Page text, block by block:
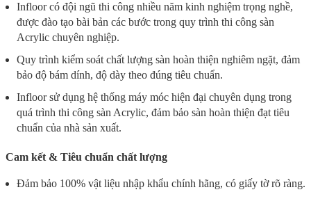
Infloor có đội ngũ thi công nhiều năm kinh nghiệm trọng nghề,
được đào tạo bài bản các bước trong quy trình thi công sàn
Acrylic chuyên nghiệp.
Quy trình kiểm soát chất lượng sàn hoàn thiện nghiêm ngặt, đảm
bảo độ bám dính, độ dày theo đúng tiêu chuẩn.
Infloor sử dụng hệ thống máy móc hiện đại chuyên dụng trong
quá trình thi công sàn Acrylic, đảm bảo sàn hoàn thiện đạt tiêu
chuẩn của nhà sản xuất.
Cam kết & Tiêu chuẩn chất lượng
Đảm bảo 100% vật liệu nhập khẩu chính hãng, có giấy tờ rõ ràng.